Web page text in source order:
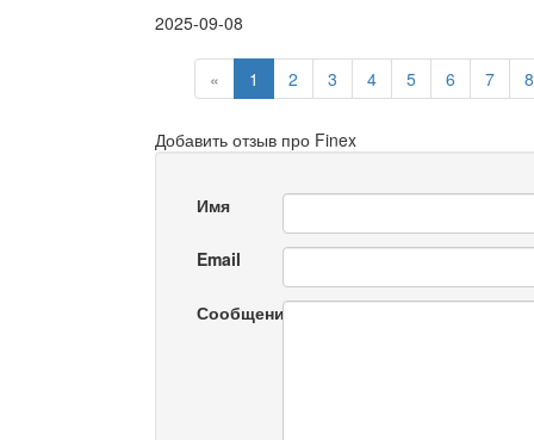
2025-09-08
« 1 2 3 4 5 6 7 8
Добавить отзыв про Finex
Имя
Email
Сообщение